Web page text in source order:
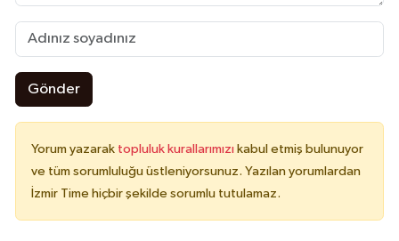
Gönder
Yorum yazarak topluluk kurallarımızı kabul etmiş bulunuyor
ve tüm sorumluluğu üstleniyorsunuz. Yazılan yorumlardan
İzmir Time hiçbir şekilde sorumlu tutulamaz.